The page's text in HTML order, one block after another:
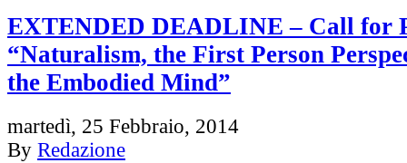
EXTENDED DEADLINE – Call for
“Naturalism, the First Person
the Embodied Mind”
martedì, 25 Febbraio, 2014
By Redazione